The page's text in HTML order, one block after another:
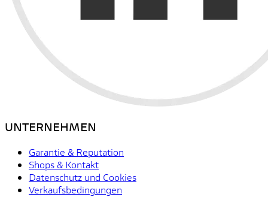
UNTERNEHMEN
Garantie & Reputation
Shops & Kontakt
Datenschutz und Cookies
Verkaufsbedingungen